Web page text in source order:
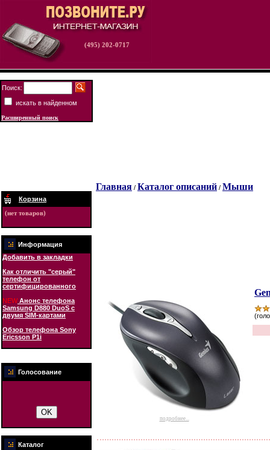
(495) 202-0717
Поиск:
искать в найденном
Расширенный поиск
Корзина
(нет товаров)
Информация
Добавить в закладки
Как отличить "серый"
телефон от
сертифицированного
NEWАнонс телефона
Samsung D880 DuoS с
двумя SIM-картами
Обзор телефона Sony
Ericsson P1i
Голосование
Каталог
Главная / Каталог описаний / Мыши
подробнее...